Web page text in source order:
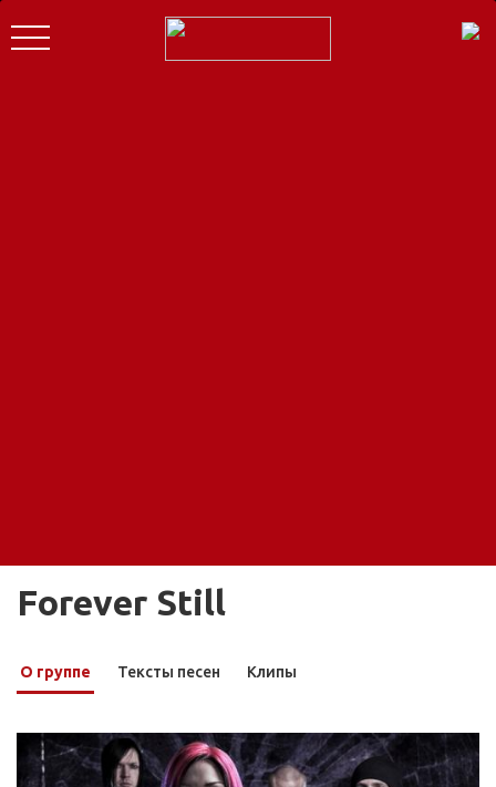
Forever Still
О группе Тексты песен Клипы